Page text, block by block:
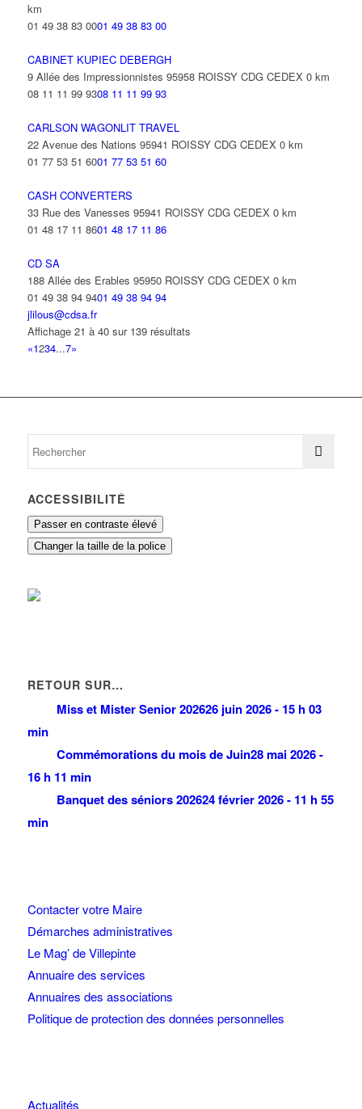
km
01 49 38 83 0001 49 38 83 00
CABINET KUPIEC DEBERGH
9 Allée des Impressionnistes 95958 ROISSY CDG CEDEX 0 km
08 11 11 99 9308 11 11 99 93
CARLSON WAGONLIT TRAVEL
22 Avenue des Nations 95941 ROISSY CDG CEDEX 0 km
01 77 53 51 6001 77 53 51 60
CASH CONVERTERS
33 Rue des Vanesses 95941 ROISSY CDG CEDEX 0 km
01 48 17 11 8601 48 17 11 86
CD SA
188 Allée des Erables 95950 ROISSY CDG CEDEX 0 km
01 49 38 94 9401 49 38 94 94
jlilous@cdsa.fr
Affichage 21 à 40 sur 139 résultats
«1234...7»
ACCESSIBILITÉ
Passer en contraste élevé
Changer la taille de la police
RETOUR SUR…
Miss et Mister Senior 202626 juin 2026 - 15 h 03
min
Commémorations du mois de Juin28 mai 2026 -
16 h 11 min
Banquet des séniors 202624 février 2026 - 11 h 55
min
Contacter votre Maire
Démarches administratives
Le Mag’ de Villepinte
Annuaire des services
Annuaires des associations
Politique de protection des données personnelles
Actualités